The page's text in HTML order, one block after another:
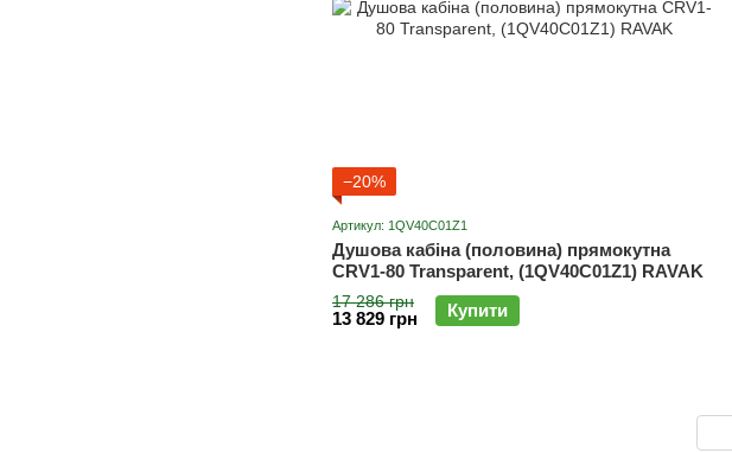
−20%
Артикул: 1QV40C01Z1
Душова кабіна (половина) прямокутна
CRV1-80 Transparent, (1QV40C01Z1) RAVAK
17 286 грн
13 829 грн Купити